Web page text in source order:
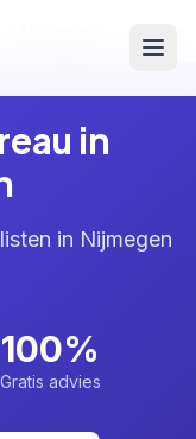
in
in Nijmegen
100%
Gratis advies